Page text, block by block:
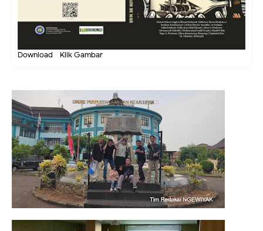
Download - Klik Gambar